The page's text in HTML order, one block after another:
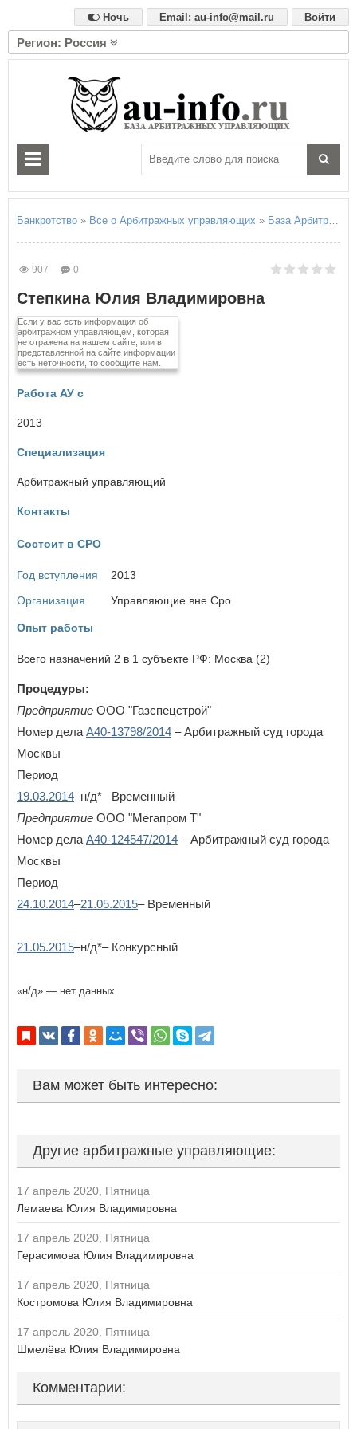
Войти
Email: au-info@mail.ru
Ночь
Регион: Россия
Алтайский край
Амурская область
Архангельская область
Астраханская область
Б
Белгородская область
В
Владимирская область
Вологодская область
Воронежская область
Е
Еврейская автономная область
З
Забайкальский край
И
Иркутская область
Кабардино-Балкарская Республика
Калужская область
Карачаево-Черкесская Республика
Кемеровская область
Костромская область
Красноярский край
Курганская область
Курская область
Л
Ленинградская область
Липецкая область
Москва
Московская область
Н
Нижегородская область
Омская область
Оренбургская область
Приморский край
Псковская область
Р
Республика Адыгея
Республика Алтай
Республика Башкортостан
Республика Дагестан
Республика Ингушетия
Республика Калмыкия
Республика Карелия
Республика Коми
Республика Мордовия
Банкротство » Все о Арбитражных управляющих » База
907 0
Степкина Юлия Владимировна
Если у вас есть информация об
арбитражном управляющем, которая
не отражена на нашем сайте, или в
представленной на сайте информации
есть неточности, то сообщите нам.
Работа АУ с
2013
Специализация
Арбитражный управляющий
Контакты
Состоит в СРО
Год вступления
2013
Организация
Управляющие вне Сро
Опыт работы
Всего назначений 2 в 1 субъекте РФ: Москва (2)
Процедуры:
Предприятие ООО "Газспецстрой"
Номер дела А40-13798/2014 – Арбитражный суд города
Москвы
Период
19.03.2014–н/д*– Временный
Предприятие ООО "Мегапром Т"
Номер дела А40-124547/2014 – Арбитражный суд города
Москвы
Период
24.10.2014–21.05.2015– Временный
21.05.2015–н/д*– Конкурсный
«н/д» — нет данных
Вам может быть интересно:
Другие арбитражные управляющие:
17 апрель 2020, Пятница
Лемаева Юлия Владимировна
17 апрель 2020, Пятница
Герасимова Юлия Владимировна
17 апрель 2020, Пятница
Костромова Юлия Владимировна
17 апрель 2020, Пятница
Шмелёва Юлия Владимировна
Комментарии:
Заголовок модального окна
Имя пользователя:
Пароль:
Если вы АУ, то зарегистрируйтесь
восстановите паральлибо отправьте заявку на